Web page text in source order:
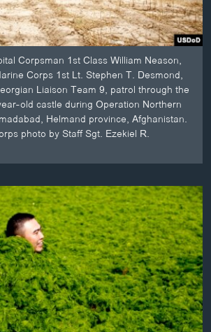
Corpsman 1st Class William Neason,
Corps 1st Lt. Stephen T. Desmond,
Liaison Team 9, patrol through the
old castle during Operation Northern
Helmand province, Afghanistan.
photo by Staff Sgt. Ezekiel R.